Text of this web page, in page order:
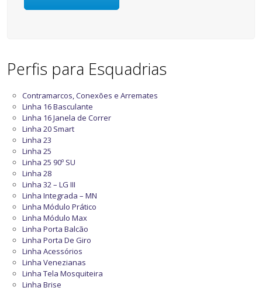
Perfis para Esquadrias
Contramarcos, Conexões e Arremates
Linha 16 Basculante
Linha 16 Janela de Correr
Linha 20 Smart
Linha 23
Linha 25
Linha 25 90º SU
Linha 28
Linha 32 – LG III
Linha Integrada – MN
Linha Módulo Prático
Linha Módulo Max
Linha Porta Balcão
Linha Porta De Giro
Linha Acessórios
Linha Venezianas
Linha Tela Mosquiteira
Linha Brise